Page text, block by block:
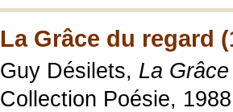
La Grâce du regard
Guy Désilets, La
Collection Poésie,